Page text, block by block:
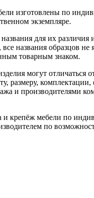
изготовлены по
экземпляре.
для их различия
все названия образцов не
товарным знаком.
могут отличаться
размеру,
и производителями
крепёж мебели по
по